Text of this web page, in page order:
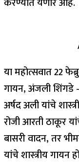
या महोत्सवात 22
गायन, अंजली शिंगडे –
अर्षद अली यांचे
रोजी आरती ठाकूर
बासरी वादन, तर
यांचे शास्त्रीय गायन